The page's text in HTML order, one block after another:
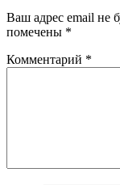
Ваш адрес email не
помечены *
Комментарий *